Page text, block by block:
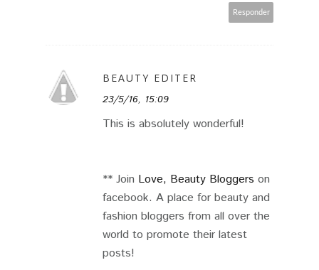
Responder
BEAUTY EDITER
23/5/16, 15:09
This is absolutely wonderful!
** Join Love, Beauty Bloggers on
facebook. A place for beauty and
fashion bloggers from all over the
world to promote their latest
posts!